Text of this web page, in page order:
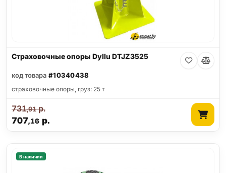
Страховочные опоры Dyllu DTJZ3525
код товара #10340438
страховочные опоры, груз: 25 т
707,16р.
731,91р.
В наличии